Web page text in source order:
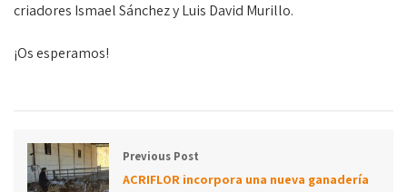
criadores Ismael Sánchez y Luis David Murillo.
¡Os esperamos!
Previous Post
ACRIFLOR incorpora una nueva ganadería